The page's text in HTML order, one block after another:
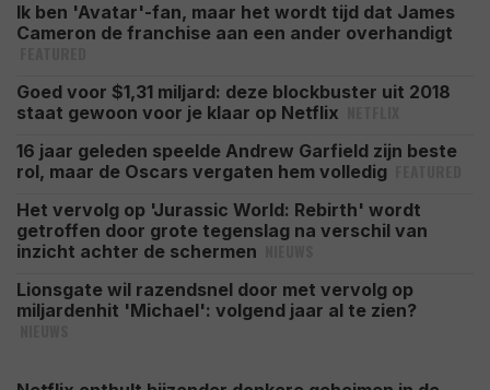
Ik ben 'Avatar'-fan, maar het wordt tijd dat James
Cameron de franchise aan een ander overhandigt
Goed voor $1,31 miljard: deze blockbuster uit 2018
staat gewoon voor je klaar op Netflix
16 jaar geleden speelde Andrew Garfield zijn beste
rol, maar de Oscars vergaten hem volledig
Het vervolg op 'Jurassic World: Rebirth' wordt
getroffen door grote tegenslag na verschil van
inzicht achter de schermen
Lionsgate wil razendsnel door met vervolg op
miljardenhit 'Michael': volgend jaar al te zien?